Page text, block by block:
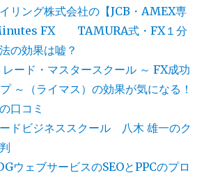
リング株式会社の【JCB・AMEX専
FX TAMURA式・FX１分
の効果は嘘？
ード・マスタースクール ～ FX成功
～（ライマス）の効果が気になる！
口コミ
ドビジネススクール 八木 雄一のク
ウェブサービスのSEOとPPCのプロ